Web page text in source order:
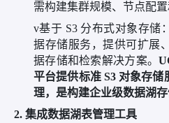
需构建集群规模、节点配
v基于 S3 分布式对象存储
据存储服务，提供可扩展
据存储和检索解决方案。
平台提供标准 S3 对象存
理，是构建企业级数据湖存
2. 集成数据湖表管理工具